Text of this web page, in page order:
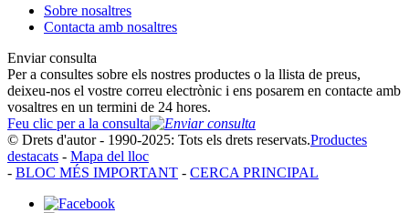
Sobre nosaltres
Contacta amb nosaltres
Enviar consulta
Per a consultes sobre els nostres productes o la llista de preus,
deixeu-nos el vostre correu electrònic i ens posarem en contacte amb
vosaltres en un termini de 24 hores.
Feu clic per a la consulta
© Drets d'autor - 1990-2025: Tots els drets reservats.Productes
destacats - Mapa del lloc
- BLOC MÉS IMPORTANT - CERCA PRINCIPAL